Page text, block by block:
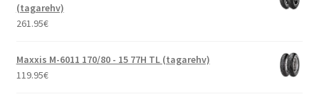
(tagarehv)
261.95€
Maxxis M-6011 170/80 - 15 77H TL (tagarehv)
119.95€